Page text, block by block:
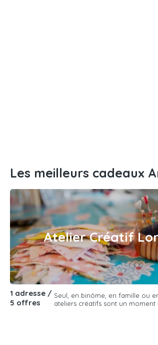
Les meilleurs cadeaux
Atelier Créatif
1 adresse /
5 offres
Seul, en binôme, en famille ou
ateliers créatifs sont un moment